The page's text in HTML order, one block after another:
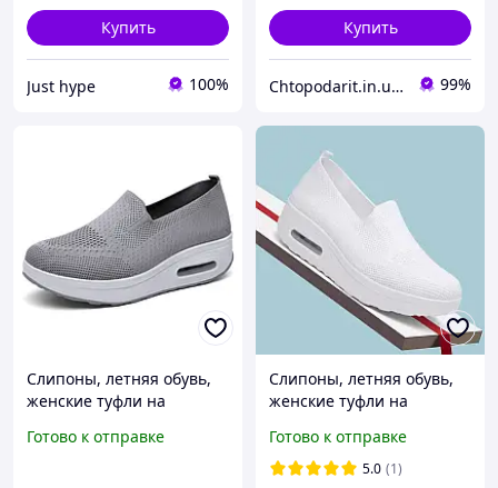
Купить
Just hype 100%
Купить
Chtopodarit.in.ua-інтернет-магазин цікавих подарунків 99%
Слипоны, летняя обувь,
женские туфли на
мокасины размер 36,
Готово к отправке
Слипоны, летняя обувь,
женские туфли на
мокасины размер 37,
белые Код 68-1002
Готово к отправке
5.0 (1)